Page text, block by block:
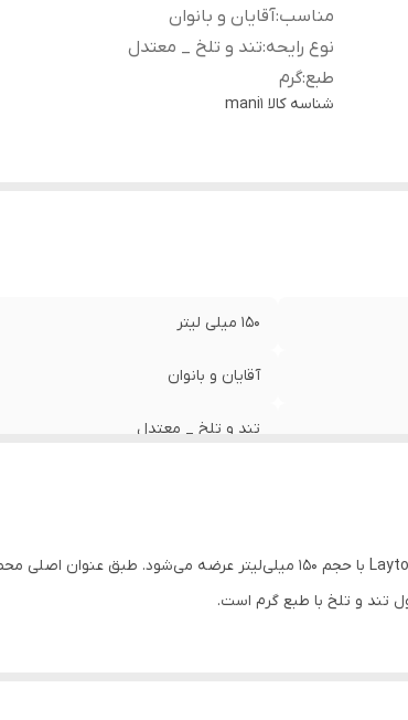
مناسب:آقایان و بانوان
نوع رایحه:تند و تلخ _ معتدل
طبع:گرم
شناسه کالا mani1
150 میلی لیتر
آقایان و بانوان
تند و تلخ _ معتدل
و تلخ با طبع گرم است.